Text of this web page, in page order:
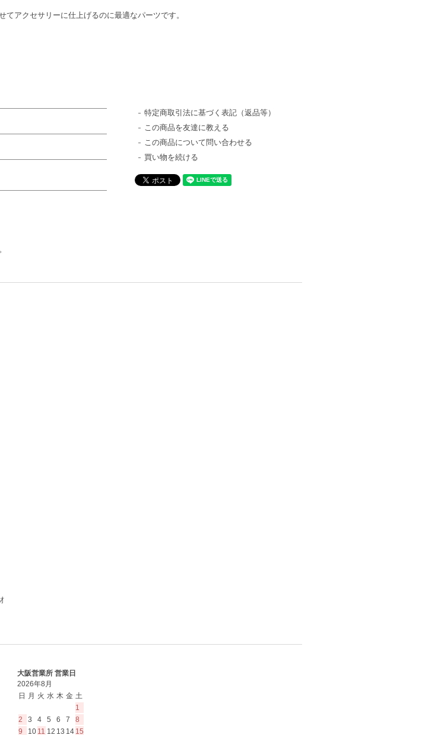
アクセサリーに仕上げるのに最適なパーツです。
特定商取引法に基づく表記（返品等）
この商品を友達に教える
この商品について問い合わせる
買い物を続ける
大阪営業所 営業日
2026年8月
日
月 火 水 木 金 土
1
2
3 4 5 6 7
8
9
10 11 12 13 14 15